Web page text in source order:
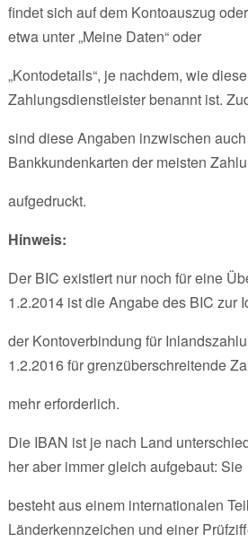
findet sich auf dem Kontoauszug
etwa unter „Meine Daten“ oder
„Kontodetails“, je nachdem, wie
Zahlungsdienstleister benannt ist.
sind diese Angaben inzwischen
Bankkundenkarten der meisten
aufgedruckt.
Hinweis:
Der BIC existiert nur noch für eine
1.2.2014 ist die Angabe des BIC zur
der Kontoverbindung für
1.2.2016 für grenzüberschreitende
mehr erforderlich.
Die IBAN ist je nach Land
her aber immer gleich aufgebaut: Sie
besteht aus einem internationalen
Länderkennzeichen und einer